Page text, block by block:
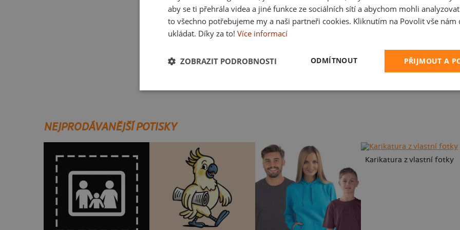
NEJPRODÁVANĚJŠÍ POTISKY
Karikatura z vlastní fotky
aby se ti přehrála videa a jiné funkce ze sociálních sítí a abychom mohli
to všechno potřebujeme my a naši partneři cookies. Kliknutím na Povolit vše nám
ukládat. Díky za to! Více informací
PŘIJMOUT A
ODMÍTNOUT
ZOBRAZIT PODROBNOSTI